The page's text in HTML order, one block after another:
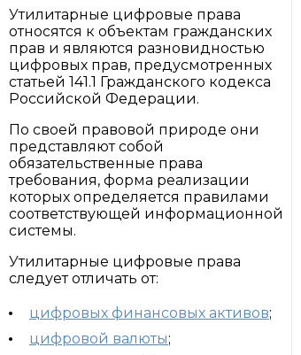
Утилитарные цифровые права
относятся к объектам гражданских
прав и являются разновидностью
цифровых прав, предусмотренных
статьей 141.1 Гражданского кодекса
Российской Федерации.
По своей правовой природе они
представляют собой
обязательственные права
требования, форма реализации
которых определяется правилами
соответствующей информационной
системы.
Утилитарные цифровые права
следует отличать от:
цифровых финансовых активов;
цифровой валюты;